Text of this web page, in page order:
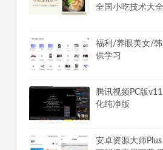
全国小吃技术大
福利/养眼美女/
供学习
腾讯视频PC版
化纯净版
安卓资源大师